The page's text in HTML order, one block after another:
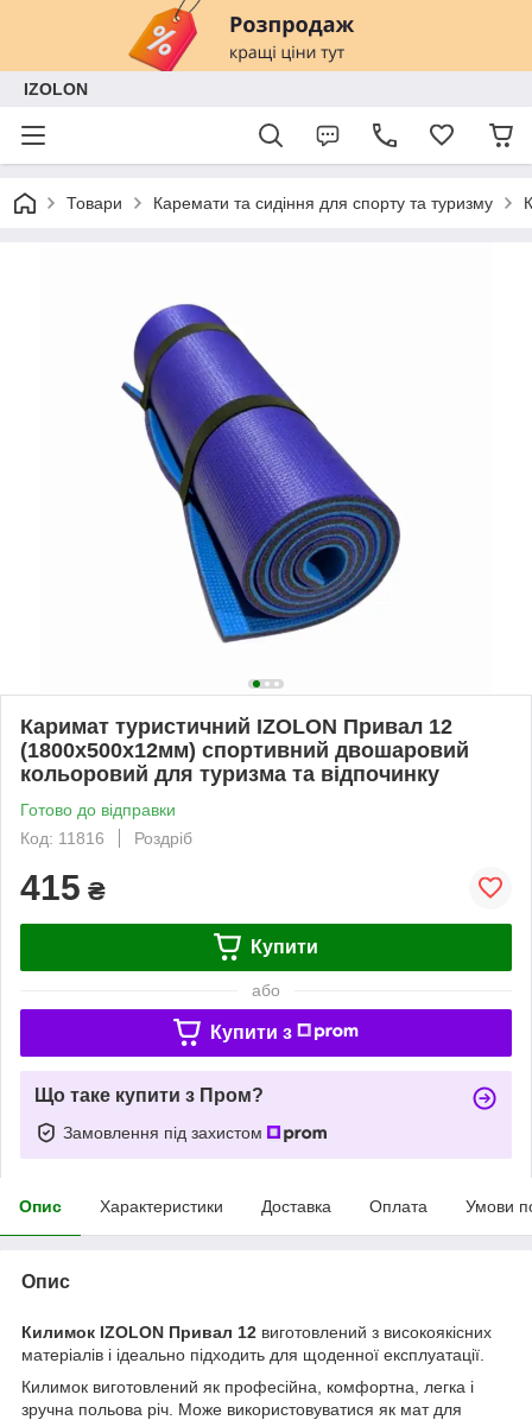
IZOLON
Товари Каремати та сидіння для спорту та туризму
Каримат туристичний IZOLON Привал 12
(1800х500х12мм) спортивний двошаровий
кольоровий для туризма та відпочинку
Готово до відправки
Код: 11816
Роздріб
415 ₴
Купити
або
Купити з
Що таке купити з Пром?
Замовлення під захистом
Опис Характеристики Доставка Оплата Умови
Опис
Килимок IZOLON Привал 12 виготовлений з високоякісних
матеріалів і ідеально підходить для щоденної експлуатації.
Килимок виготовлений як професійна, комфортна, легка і
зручна польова річ. Може використовуватися як мат для